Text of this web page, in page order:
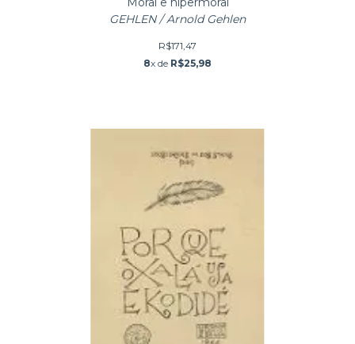
GEHLEN / Arnold Gehlen
R$171,47
8x de R$25,98